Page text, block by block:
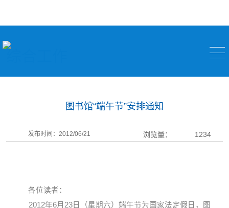
图书馆“端午节”安排通知
发布时间：2012/06/21 浏览量： 1234
各位读者：
2012年6月 23日
（星期六）端午节为国家法定假日，图